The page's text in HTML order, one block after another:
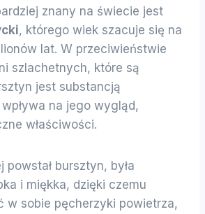
znany na świecie jest
, którego wiek szacuje się na
lat. W przeciwieństwie
szlachetnych, które są
jest substancją
na jego wygląd,
właściwości.
bursztyn, była
i miękka, dzięki czemu
w sobie pęcherzyki powietrza,